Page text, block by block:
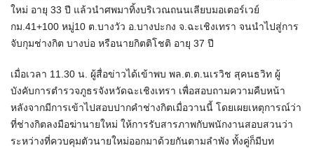
ใหม่ อายุ 33 ปี แล้วนำศพมาทิ้งบริเวณถนนเลียบมอเตอร์เวย์
กม.41+100 หมู่10 ต.บางวัว อ.บางปะกง จ.ฉะเชิงเทรา จนนำไปสู่การ
จับกุมช่างกิต บางบ่อ หรือนายกิตติโชติ อายุ 37 ปี
เมื่อเวลา 11.30 น. ผู้สื่อข่าวได้เข้าพบ พล.ต.ต.นเรวิช สุคนธวิท ผู้
บังคับการตำรวจภูธรจังหวัดฉะเชิงเทรา เพื่อสอบถามความคืบหน้า
หลังจากมีการเข้าไปสอบปากคำช่างกิตเมื่อวานนี้ โดยเผยเหตุการณ์ว่า
ที่ช่างกิตลงมือฆ่านายใหม่ ให้การรับสารภาพกับพนักงานสอบสวนว่า
ระหว่างที่ควบคุมตัวนายใหม่ออกมาด้วยกันตามลำพัง ทั้งคู่ก็มีบท